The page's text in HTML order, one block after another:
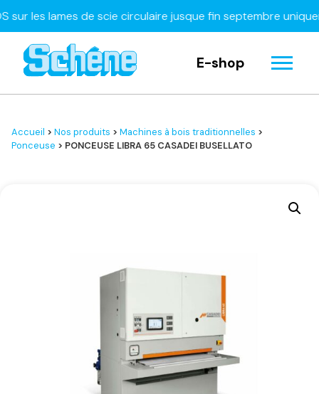
les lames de scie circulaire jusque fin septembre uniquement
E-shop
Accueil > Nos produits > Machines à bois traditionnelles >
Ponceuse > PONCEUSE LIBRA 65 CASADEI BUSELLATO